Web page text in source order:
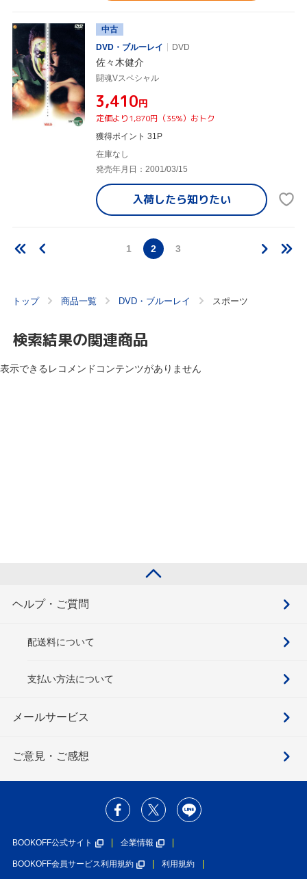
中古
DVD・ブルーレイ
DVD
佐々木健介
闘魂Vスペシャル
¥3,410円
定価より1,870円（35%）おトク
獲得ポイント 31P
在庫なし
発売年月日：2001/03/15
入荷したら知りたい
1 2 3
トップ 商品一覧 DVD・ブルーレイ スポーツ
検索結果の関連商品
表示できるレコメンドコンテンツがありません
ヘルプ・ご質問
配送料について
支払い方法について
メールサービス
ご意見・ご感想
BOOKOFF公式サイト 企業情報
BOOKOFF会員サービス利用規約 利用規約